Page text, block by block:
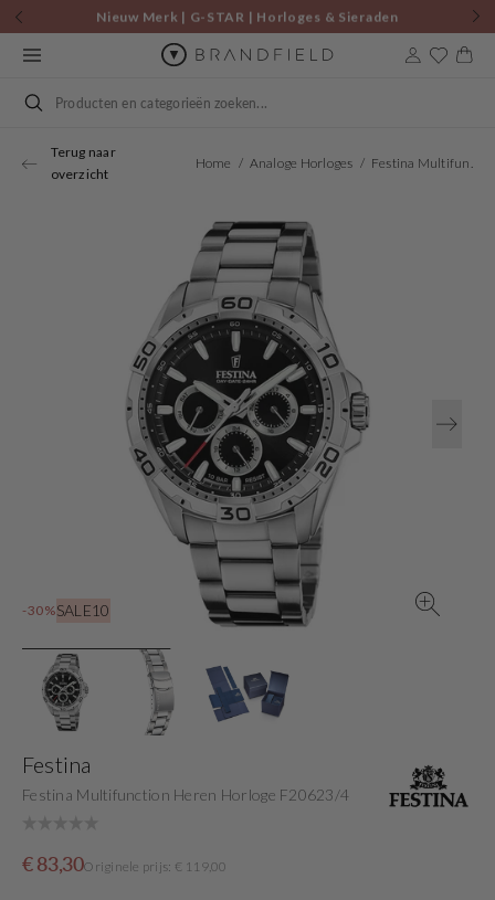
Skip to
content
Nieuw Merk | G-STAR | Horloges & Sieraden
Cart
Search
Terug naar
overzicht
Home Analoge Horloges Festina Multifunction Heren Horloge F20623/4
-30%SALE10
Open
media
1
in
gallery
view
Festina
Festina Multifunction Heren Horloge F20623/4
Sale
€ 83,30
OrigineleOriginele prijs: € 119,00